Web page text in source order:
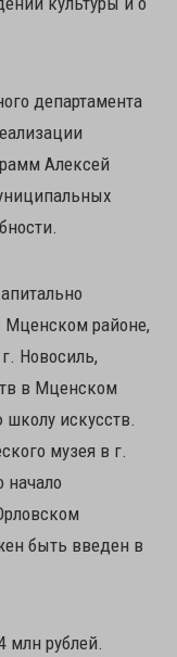
департамента
Алексей
районе,
Новосиль,
в Мценском
искусств.
музея в г.
начало
быть введен в
млн рублей.